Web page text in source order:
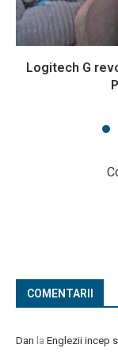
Logitech G
COMENTARII
Dan la Englezii incep